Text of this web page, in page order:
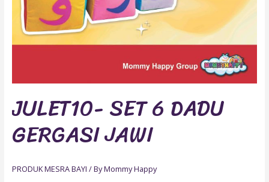
JULET10- SET 6 DADU
GERGASI JAWI
PRODUK MESRA BAYI / ByMommy Happy